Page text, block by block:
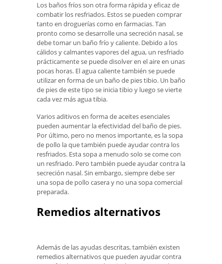
Los baños fríos son otra forma rápida y eficaz de
combatir los resfriados. Estos se pueden comprar
tanto en droguerías como en farmacias. Tan
pronto como se desarrolle una secreción nasal, se
debe tomar un baño frío y caliente. Debido a los
cálidos y calmantes vapores del agua, un resfriado
prácticamente se puede disolver en el aire en unas
pocas horas. El agua caliente también se puede
utilizar en forma de un baño de pies tibio. Un baño
de pies de este tipo se inicia tibio y luego se vierte
cada vez más agua tibia.
Varios aditivos en forma de aceites esenciales
pueden aumentar la efectividad del baño de pies.
Por último, pero no menos importante, es la sopa
de pollo la que también puede ayudar contra los
resfriados. Esta sopa a menudo solo se come con
un resfriado. Pero también puede ayudar contra la
secreción nasal. Sin embargo, siempre debe ser
una sopa de pollo casera y no una sopa comercial
preparada.
Remedios alternativos
Además de las ayudas descritas, también existen
remedios alternativos que pueden ayudar contra